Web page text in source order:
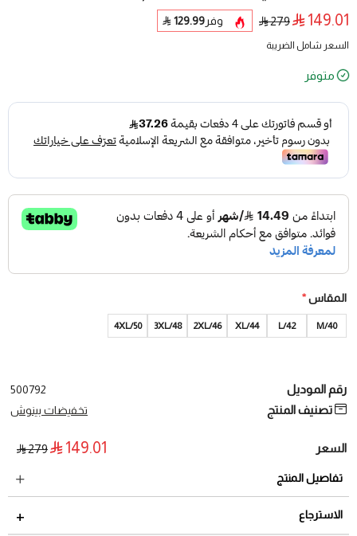
149.01
279 وفر129.99
السعر شامل الضريبة
متوفر
المقاس*
40/M
L/42
XL/44
2XL/46
3XL/48
4XL/50
رقم الموديل 500792
تصنيف المنتج تخفيضات بينوش
السعر 149.01
279
تفاصيل المنتج
الاسترجاع